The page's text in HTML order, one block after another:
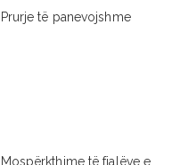
të panevojshme
të fjalëve e